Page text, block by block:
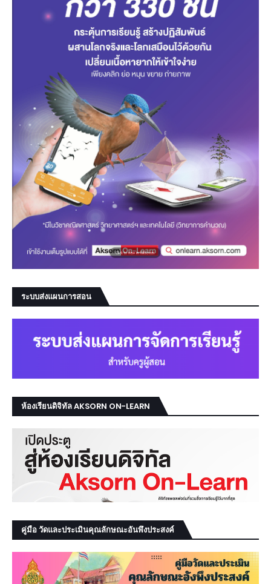
ระบบส่งแผนการสอน
ห้องเรียนดิจิทัล AKSORN ON-LEARN
คู่มือ วัดและประเมินคุณลักษณะอันพึงประสงค์